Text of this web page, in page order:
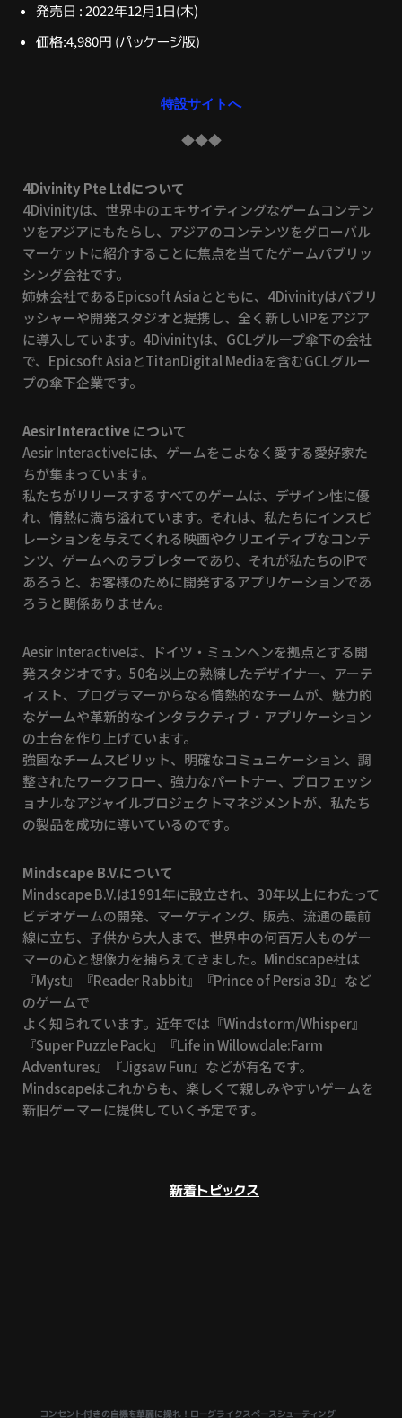
発売日 : 2022年12月1日(木)
価格:4,980円 (パッケージ版)
特設サイトへ
◆◆◆
4Divinity Pte Ltdについて
4Divinityは、世界中のエキサイティングなゲームコンテン
ツをアジアにもたらし、アジアのコンテンツをグローバル
マーケットに紹介することに焦点を当てたゲームパブリッ
シング会社です。
姉妹会社であるEpicsoft Asiaとともに、4Divinityはパブリ
ッシャーや開発スタジオと提携し、全く新しいIPをアジア
に導入しています。4Divinityは、GCLグループ傘下の会社
で、Epicsoft AsiaとTitanDigital Mediaを含むGCLグルー
プの傘下企業です。
Aesir Interactive について
Aesir Interactiveには、ゲームをこよなく愛する愛好家た
ちが集まっています。
私たちがリリースするすべてのゲームは、デザイン性に優
れ、情熱に満ち溢れています。それは、私たちにインスピ
レーションを与えてくれる映画やクリエイティブなコンテ
ンツ、ゲームへのラブレターであり、それが私たちのIPで
あろうと、お客様のために開発するアプリケーションであ
ろうと関係ありません。
Aesir Interactiveは、ドイツ・ミュンヘンを拠点とする開
発スタジオです。50名以上の熟練したデザイナー、アーテ
ィスト、プログラマーからなる情熱的なチームが、魅力的
なゲームや革新的なインタラクティブ・アプリケーション
の土台を作り上げています。
強固なチームスピリット、明確なコミュニケーション、調
整されたワークフロー、強力なパートナー、プロフェッシ
ョナルなアジャイルプロジェクトマネジメントが、私たち
の製品を成功に導いているのです。
Mindscape B.V.について
Mindscape B.V.は1991年に設立され、30年以上にわたって
ビデオゲームの開発、マーケティング、販売、流通の最前
線に立ち、子供から大人まで、世界中の何百万人ものゲー
マーの心と想像力を捕らえてきました。Mindscape社は
『Myst』『Reader Rabbit』『Prince of Persia 3D』など
のゲームで
よく知られています。近年では『Windstorm/Whisper』
『Super Puzzle Pack』『Life in Willowdale:Farm
Adventures』『Jigsaw Fun』などが有名です。
Mindscapeはこれからも、楽しくて親しみやすいゲームを
新旧ゲーマーに提供していく予定です。
新着トピックス
コンセント付きの自機を華麗に操れ！ローグライクスペースシューティング